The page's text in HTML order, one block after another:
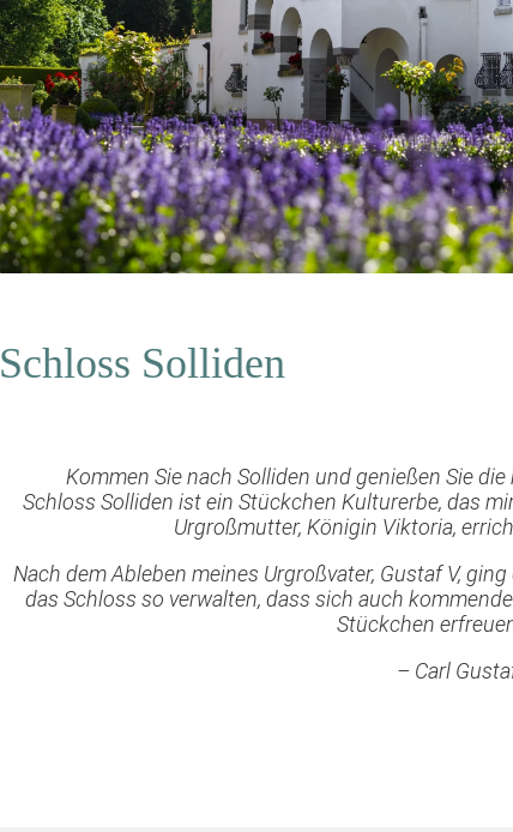
Schloss Solliden
Kommen Sie nach Solliden und genießen Sie
Schloss Solliden ist ein Stückchen Kulturerbe, das
Urgroßmutter, Königin Viktoria,
Nach dem Ableben meines Urgroßvater, Gustaf V,
das Schloss so verwalten, dass sich auch
Stückchen
– Carl